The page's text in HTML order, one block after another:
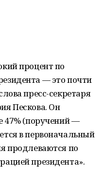
процент по
— это почти
пресс-секретаря
Пескова. Он
47% (поручений —
в первоначальный
продлеваются по
президента».